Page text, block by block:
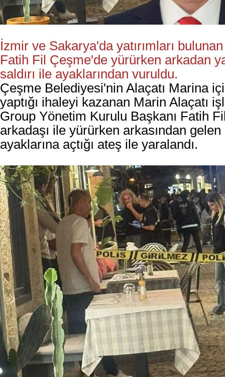
İzmir ve Sakarya'da yatırımları
Fatih Fil Çeşme'de yürürken arkadan
saldırı ile ayaklarından vuruldu.
Çeşme Belediyesi'nin Alaçatı Marina
yaptığı ihaleyi kazanan Marin Alaçatı
Group Yönetim Kurulu Başkanı Fatih
arkadaşı ile yürürken arkasından
ayaklarına açtığı ateş ile yaralandı.